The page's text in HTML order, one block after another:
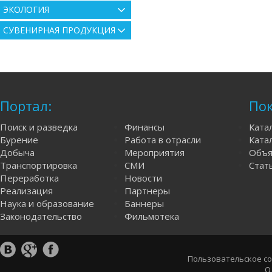
ЭКОЛОГИЯ
СУВЕНИРНАЯ ПРОДУКЦИЯ
Портал:
Поиск и разведка
Бурение
Добыча
Транспортировка
Переработка
Реализация
Наука и образование
Законодательство
Финансы
Работа в отрасли
Мероприятия
СМИ
Новости
Партнеры
Баннеры
Фильмотека
Пользовательское
О